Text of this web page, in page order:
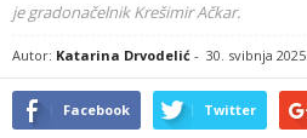
je gradonačelnik Krešimir Ačkar.
Autor: Katarina Drvodelić - 30. svibnja 2025
Facebook Twitter